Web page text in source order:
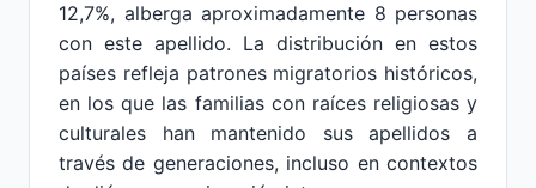
12,7%, alberga aproximadamente 8 personas
con este apellido. La distribución en estos
países refleja patrones migratorios históricos,
en los que las familias con raíces religiosas y
culturales han mantenido sus apellidos a
través de generaciones, incluso en contextos